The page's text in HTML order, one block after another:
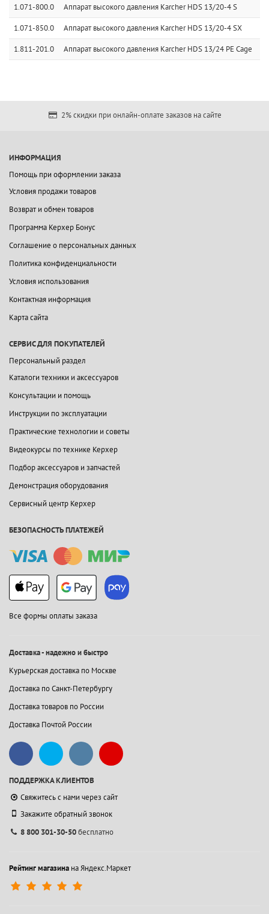
1.071-800.0 Аппарат высокого давления Karcher HDS 13/20-4 S
1.071-850.0 Аппарат высокого давления Karcher HDS 13/20-4 SX
1.811-201.0 Аппарат высокого давления Karcher HDS 13/24 PE Cage
2% скидки при онлайн-оплате заказов на сайте
ИНФОРМАЦИЯ
Помощь при оформлении заказа
Условия продажи товаров
Возврат и обмен товаров
Программа Керхер Бонус
Соглашение о персональных данных
Политика конфиденциальности
Условия использования
Контактная информация
Карта сайта
СЕРВИС ДЛЯ ПОКУПАТЕЛЕЙ
Персональный раздел
Каталоги техники и аксессуаров
Консультации и помощь
Инструкции по эксплуатации
Практические технологии и советы
Видеокурсы по технике Керхер
Подбор аксессуаров и запчастей
Демонстрация оборудования
Сервисный центр Керхер
БЕЗОПАСНОСТЬ ПЛАТЕЖЕЙ
Все формы оплаты заказа
Доставка - надежно и быстро
Курьерская доставка по Москве
Доставка по Санкт-Петербургу
Доставка товаров по России
Доставка Почтой России
ПОДДЕРЖКА КЛИЕНТОВ
Свяжитесь с нами через сайт
Закажите обратный звонок
8 800 301-30-50бесплатно
Рейтинг магазина на Яндекс.Маркет